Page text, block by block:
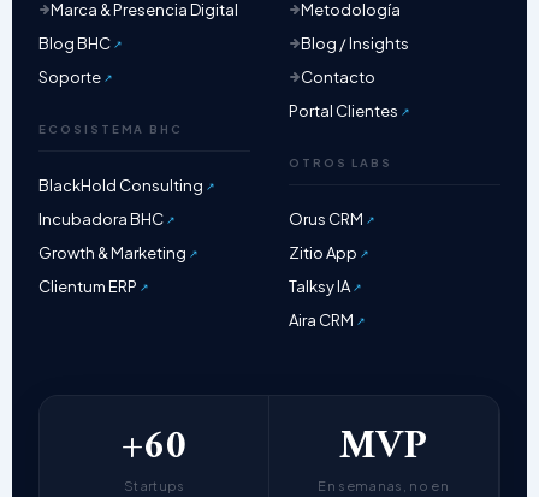
Marca & Presencia Digital
Blog BHC
Soporte
ECOSISTEMA BHC
BlackHold Consulting
Incubadora BHC
Growth & Marketing
Clientum ERP
Metodología
Blog / Insights
Contacto
Portal Clientes
OTROS LABS
Orus CRM
Zitio App
Talksy IA
Aira CRM
+60
Startups
MVP
En semanas, no en